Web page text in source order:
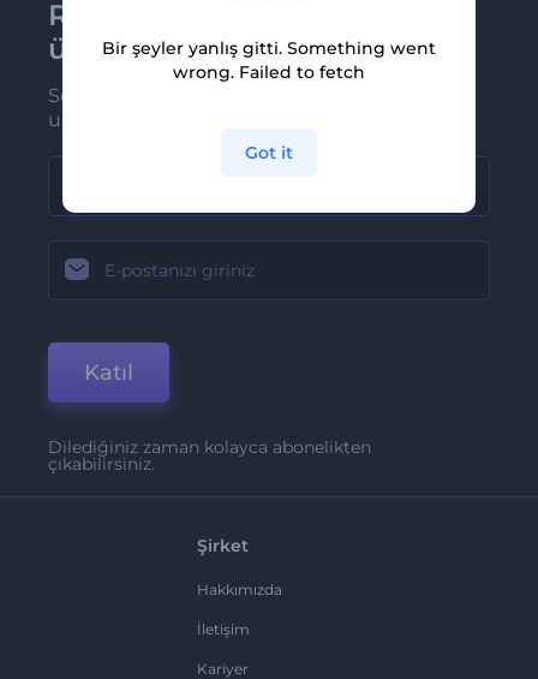
Renderforest bültenine
üye olun
Son haber ve tekliflerimiz ilk olarak size
ulaşsın
Katıl
Dilediğiniz zaman kolayca abonelikten
çıkabilirsiniz.
Şirket
Hakkımızda
İletişim
Kariyer
Bir şeyler yanlış gitti. Something went
wrong. Failed to fetch
Got it